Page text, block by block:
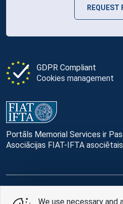
GDPR Compliant
Cookies management
Portāls Memorial Services ir
Asociācijas FIAT-IFTA
REQUEST
© Memorial Services, 2016 —
We use necessary